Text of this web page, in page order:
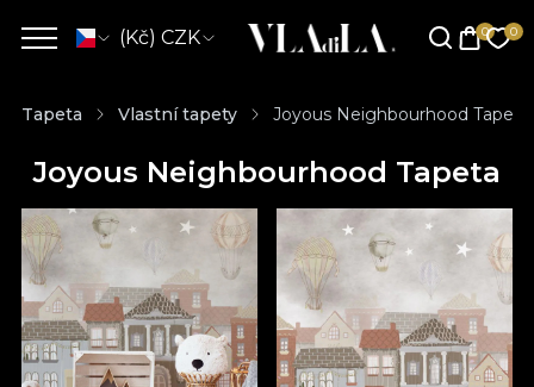
(Kč) CZK
Tapeta Vlastní tapety Joyous Neighbourhood Tapeta
Joyous Neighbourhood Tapeta